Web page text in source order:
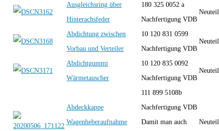
Ausgleichsring über
Hinterachsfeder
180 325 0052 a
Nachfertigung VDB
Abdichtung zwischen
Vorbau und Verteiler
10 120 831 0599
Nachfertigung VDB
Abdichtgummi
Wärmetauscher
10 120 835 0092
Nachfertigung VDB
Abdeckkappe
Wagenheberaufnahme
111 899 5108b
Nachfertigung VDB
Damit man auch